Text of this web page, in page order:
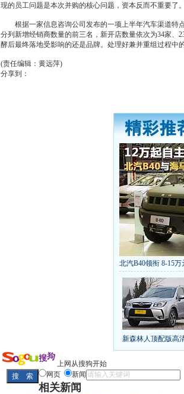
现的员工问题是本次并购的核心问题，资本反而不重要了
根据一家信息咨询公司发布的一项上半年汽车渠道特
分列新增经销商数量的前三名，新开店数量依次为34家、
酵后最终落地受影响的还是品牌。处理好兼并重组过程中
(责任编辑：黄远萍)
分享到：
北汽B40领衔 8-15
丰田推八款低价
第九代雅阁/本田新
凯越已跌至8折甩卖
给中国人争气的热
10万元新车叫板合资
长城2013年新SUV规
全新胜达23日上市
新森林人顶配版高
上网从搜狗开始
网页
新闻
相关新闻